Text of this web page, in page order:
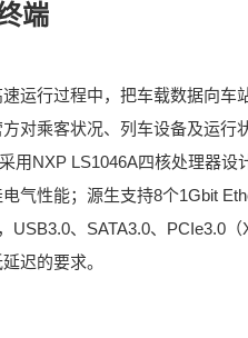
端
运行过程中，把车载数据向车
对乘客状况、列车设备及运行
用NXP LS1046A四核处理器设
气性能；源生支持8个1Gbit
USB3.0、SATA3.0、PCIe3.0
迟的要求。